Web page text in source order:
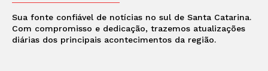
Sua fonte confiável de notícias no sul de Santa Catarina.
Com compromisso e dedicação, trazemos atualizações
diárias dos principais acontecimentos da região.